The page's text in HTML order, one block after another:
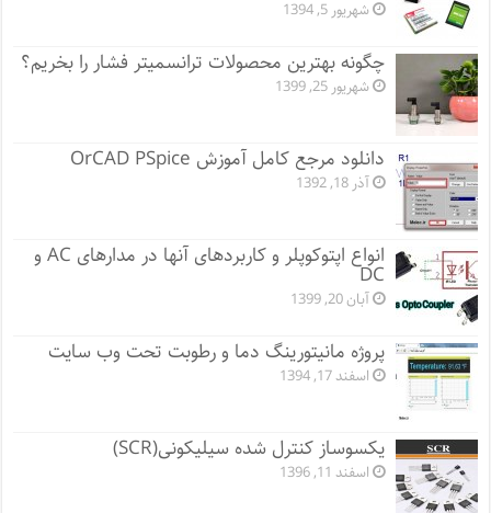
شهریور 5, 1394
چگونه بهترین محصولات ترانسمیتر فشار را بخریم؟
شهریور 25, 1399
دانلود مرجع کامل آموزش OrCAD PSpice
آذر 18, 1392
انواع اپتوکوپلر و کاربردهای آنها در مدارهای AC و
DC
آبان 20, 1399
پروژه مانيتورينگ دما و رطوبت تحت وب سایت
اسفند 17, 1394
یکسوساز کنترل شده سیلیکونی(SCR)
اسفند 11, 1396